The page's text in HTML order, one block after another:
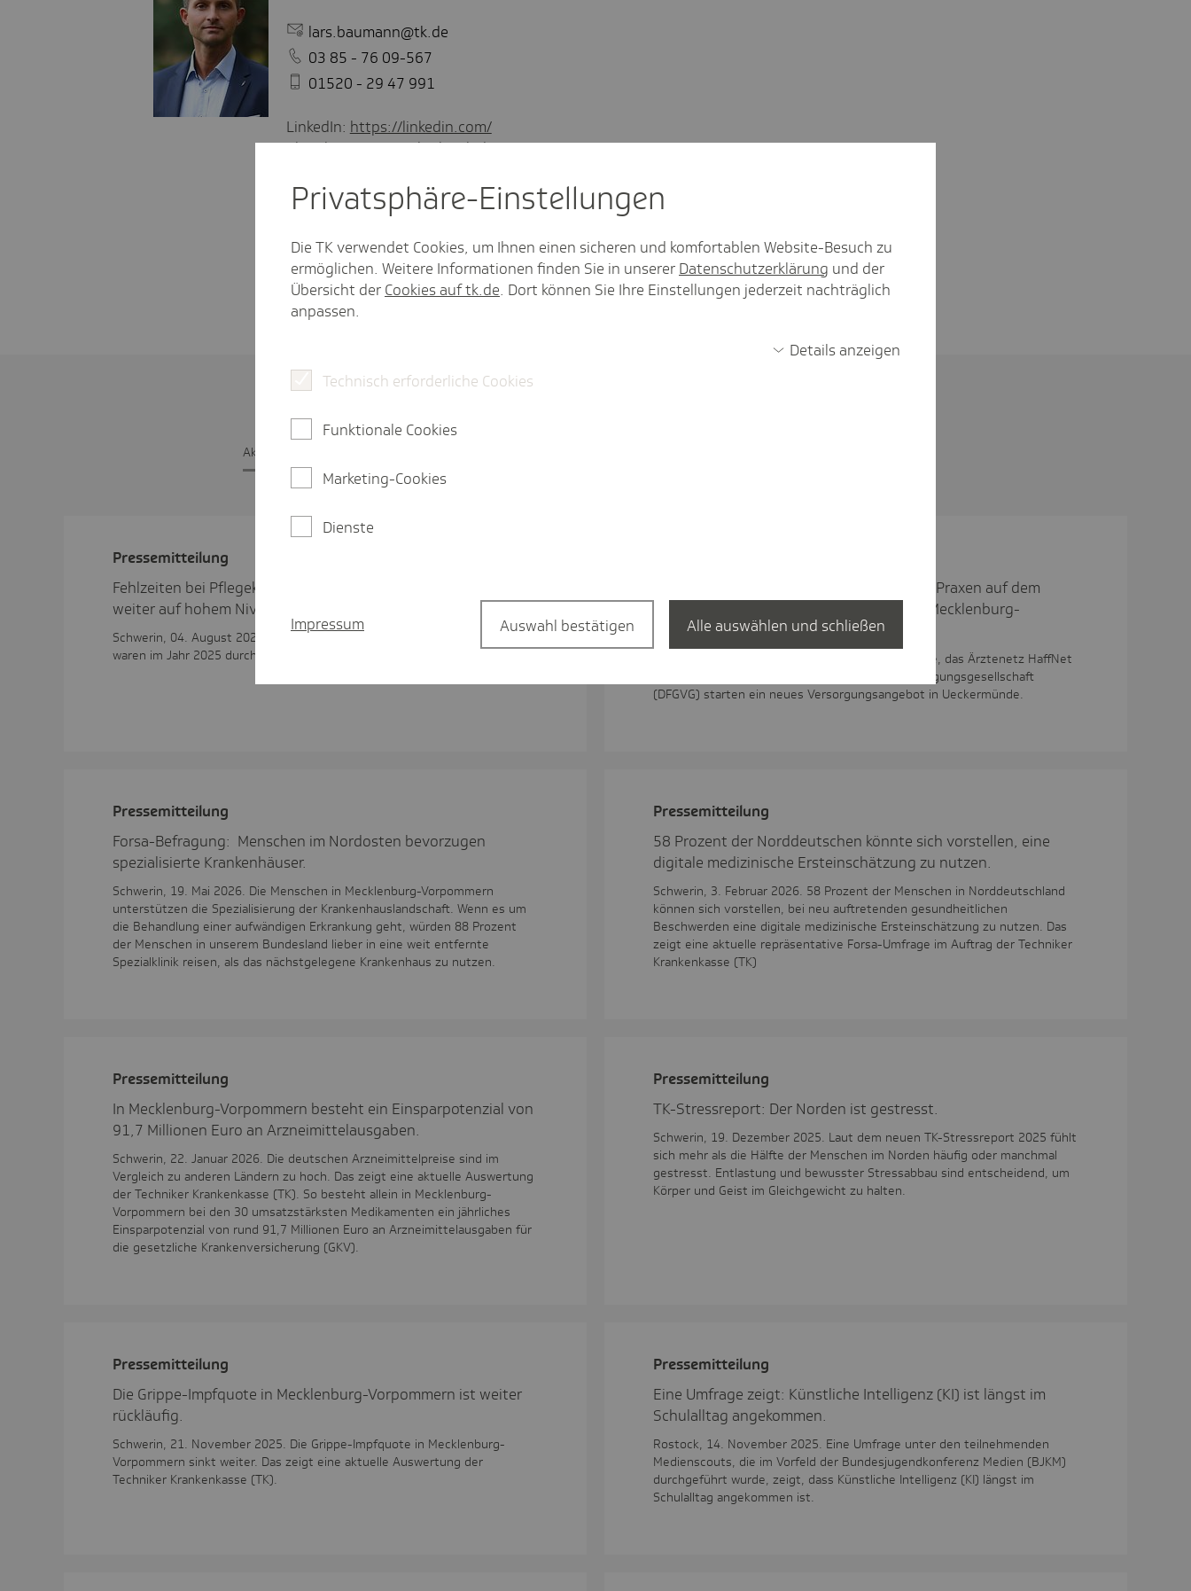
lars.baumann@tk.de
03 85 - 76 09-567
01520 - 29 47 991
LinkedIn: https://linkedin.com/
Blog:https://wirtechniker.tk.de/
Aktu­elle Pres­se­mit­tei­lungen
Pres­se­mit­tei­lung
Fehlzeiten bei Pflegekräften in Mecklenburg-Vorpommern
weiter auf hohem Niveau.
Schwerin, 04. August 2026. Pflegekräfte in Mecklenburg-Vorpommern
waren im Jahr 2025 durchschnittlich 33 Tage krankgeschrieben.
Digitale Assistenz entlastet hausärztliche Praxen auf dem
Land: DIHVA-Projekt startet nun auch in Mecklenburg-
Vorpommern durch.
Schwerin, 1. Juli 2026. Die Techniker Krankenkasse, das Ärztenetz HaffNet
und die Digitale Facharzt- und Gesundheitsversorgungsgesellschaft
(DFGVG) starten ein neues Versorgungsangebot in Ueckermünde.
Pres­se­mit­tei­lung
Forsa-Befragung: Menschen im Nordosten bevorzugen
spezialisierte Krankenhäuser.
Schwerin, 19. Mai 2026. Die Menschen in Mecklenburg-Vorpommern
unterstützen die Spezialisierung der Krankenhauslandschaft. Wenn es um
die Behandlung einer aufwändigen Erkrankung geht, würden 88 Prozent
der Menschen in unserem Bundesland lieber in eine weit entfernte
Spezialklinik reisen, als das nächstgelegene Krankenhaus zu nutzen.
Pres­se­mit­tei­lung
58 Prozent der Norddeutschen könnte sich vorstellen, eine
digitale medizinische Ersteinschätzung zu nutzen.
Schwerin, 3. Februar 2026. 58 Prozent der Menschen in Norddeutschland
können sich vorstellen, bei neu auftretenden gesundheitlichen
Beschwerden eine digitale medizinische Ersteinschätzung zu nutzen. Das
zeigt eine aktuelle repräsentative Forsa-Umfrage im Auftrag der Techniker
Krankenkasse (TK)
Pres­se­mit­tei­lung
In Mecklenburg-Vorpommern besteht ein Einsparpotenzial von
91,7 Millionen Euro an Arzneimittelausgaben.
Schwerin, 22. Januar 2026. Die deutschen Arzneimittelpreise sind im
Vergleich zu anderen Ländern zu hoch. Das zeigt eine aktuelle Auswertung
der Techniker Krankenkasse (TK). So besteht allein in Mecklenburg-
Vorpommern bei den 30 umsatzstärksten Medikamenten ein jährliches
Einsparpotenzial von rund 91,7 Millionen Euro an Arzneimittelausgaben für
die gesetzliche Krankenversicherung (GKV).
Pres­se­mit­tei­lung
TK-Stressreport: Der Norden ist gestresst.
Schwerin, 19. Dezember 2025. Laut dem neuen TK-Stressreport 2025 fühlt
sich mehr als die Hälfte der Menschen im Norden häufig oder manchmal
gestresst. Entlastung und bewusster Stressabbau sind entscheidend, um
Körper und Geist im Gleichgewicht zu halten.
Pres­se­mit­tei­lung
Die Grippe-Impfquote in Mecklenburg-Vorpommern ist weiter
rückläufig.
Schwerin, 21. November 2025. Die Grippe-Impfquote in Mecklenburg-
Vorpommern sinkt weiter. Das zeigt eine aktuelle Auswertung der
Techniker Krankenkasse (TK).
Pres­se­mit­tei­lung
Eine Umfrage zeigt: Künstliche Intelligenz (KI) ist längst im
Schulalltag angekommen.
Rostock, 14. November 2025. Eine Umfrage unter den teilnehmenden
Medienscouts, die im Vorfeld der Bundesjugendkonferenz Medien (BJKM)
durchgeführt wurde, zeigt, dass Künstliche Intelligenz (KI) längst im
Schulalltag angekommen ist.
Privat­sphäre-Einstel­lungen
Die TK verwendet Cookies, um Ihnen einen sicheren und komfortablen Website-Besuch zu
ermöglichen. Weitere Informationen finden Sie in unserer Datenschutzerklärung und der
Übersicht der Cookies auf tk.de. Dort können Sie Ihre Einstellungen jederzeit nachträglich
anpassen.
Details anzeigen
Technisch erforderliche Cookies
Funktionale Cookies
Marketing-Cookies
Dienste
Impressum Auswahl bestätigen Alle auswählen und schließen